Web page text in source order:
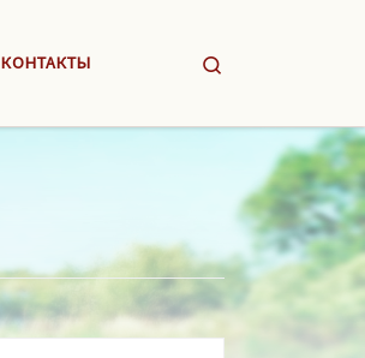
КОНТАКТЫ